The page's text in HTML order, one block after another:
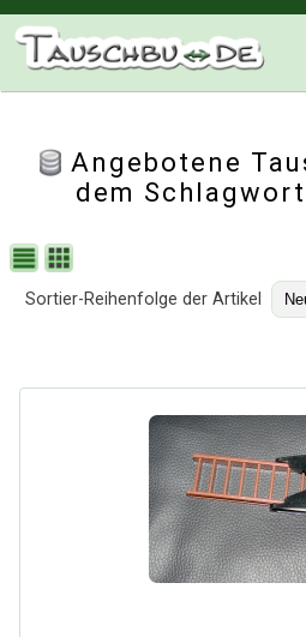
Angebotene
dem
Sortier-Reihenfolge der Artikel